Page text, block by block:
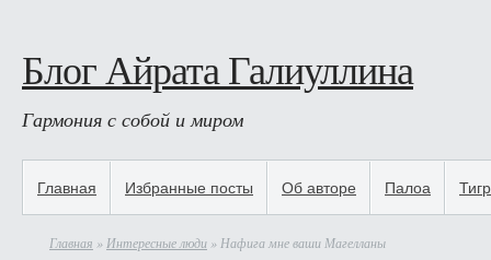
Блог Айрата Галиуллина
Гармония с собой и миром
Главная Избранные посты Об авторе Палоа
Главная » Интересные люди » Нафига мне ваши Магелланы